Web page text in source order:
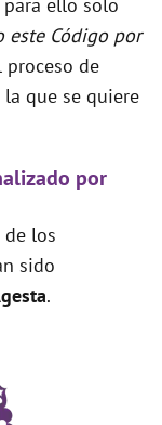
para ello solo
este Código por
proceso de
que se quiere
por
de los
sido
.